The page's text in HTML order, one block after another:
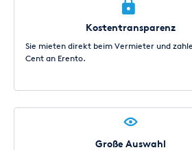
Kostentransparenz
Sie mieten direkt beim Vermieter und
Cent an Erento.
Große Auswahl